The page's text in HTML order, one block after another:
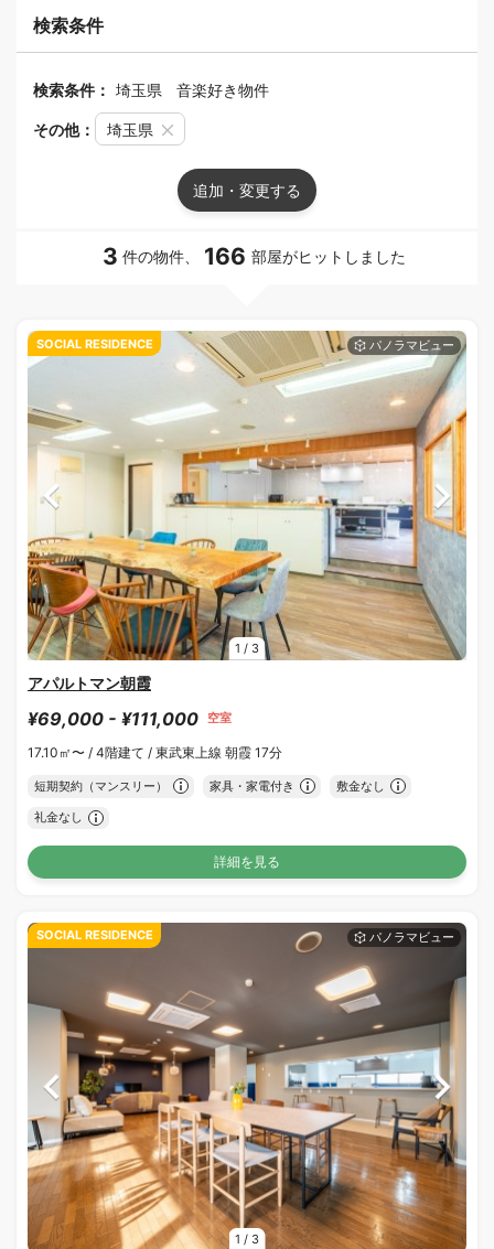
検索条件
検索条件： 埼玉県 音楽好き物件
その他： 埼玉県
追加・変更する
3 件の物件、 166 部屋がヒットしました
1 / 3
SOCIAL RESIDENCE
アパルトマン朝霞
¥69,000 - ¥111,000 空室
17.10㎡〜 / 4階建て / 東武東上線 朝霞 17分
短期契約（マンスリー） 家具・家電付き 敷金なし
礼金なし
詳細を見る
1 / 3
SOCIAL RESIDENCE